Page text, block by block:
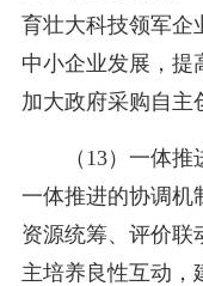
育壮大科技领军企
中小企业发展，提
加大政府采购自主
（13）一体
一体推进的协调机
资源统筹、评价联
主培养良性互动，